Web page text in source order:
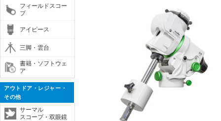
フィールドスコー
プ
アイピース
三脚・雲台
書籍・ソフトウェ
ア
アウトドア・レジャー・
その他
サーマル
スコープ・双眼鏡